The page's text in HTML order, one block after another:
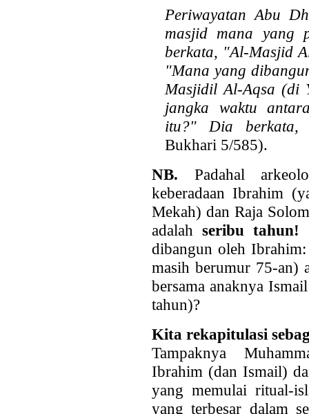
Periwayatan Abu
masjid mana yang
berkata, "Al-Masjid
"Mana yang
Masjidil Al-Aqsa (di
jangka waktu
itu?" Dia
Bukhari 5/585).
NB. Padahal
keberadaan Ibrahim
Mekah) dan Raja
adalah seribu tahun!
dibangun oleh
masih berumur 75-an)
bersama anaknya
tahun)?
Kita rekapitulasi
Tampaknya
Ibrahim (dan Ismail)
yang memulai ritual-
yang terbesar dalam